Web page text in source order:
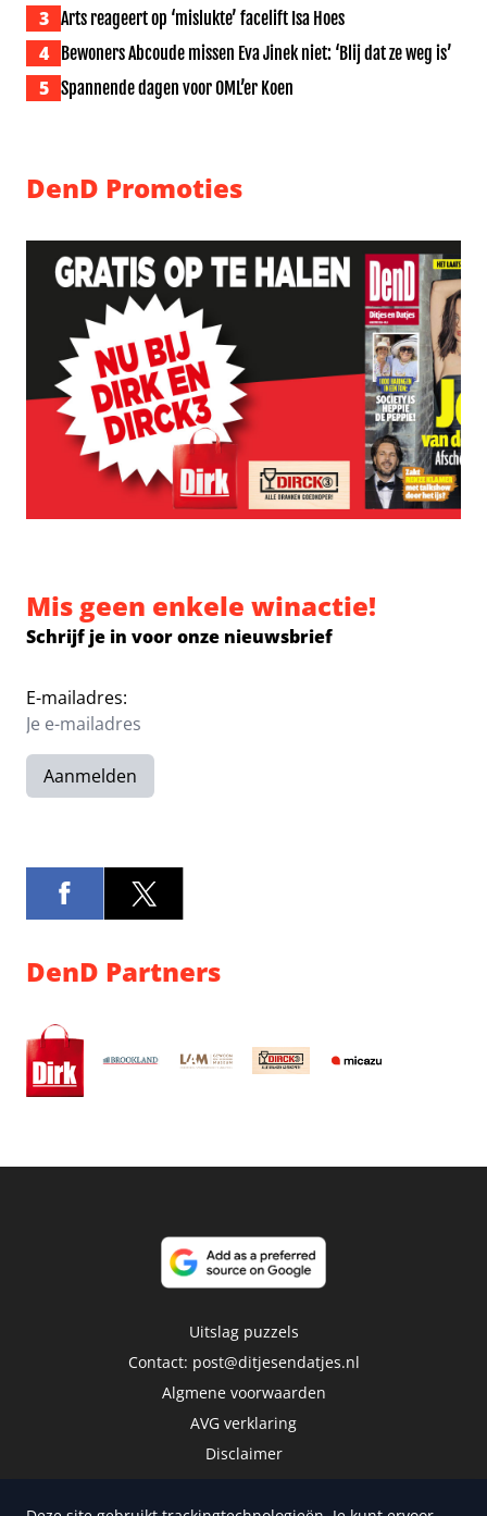
3 Arts reageert op ‘mislukte’ facelift Isa Hoes
4 Bewoners Abcoude missen Eva Jinek niet: ‘Blij dat ze weg is’
5 Spannende dagen voor OML’er Koen
DenD Promoties
Mis geen enkele winactie!
Schrijf je in voor onze nieuwsbrief
E-mailadres:
Aanmelden
DenD Partners
Uitslag puzzels
Contact: post@ditjesendatjes.nl
Algmene voorwaarden
AVG verklaring
Disclaimer